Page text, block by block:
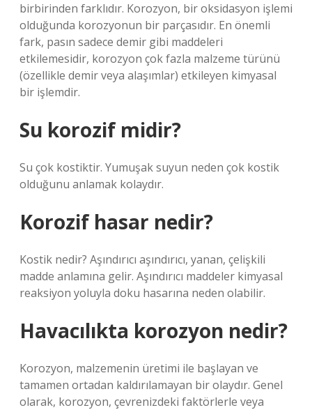
birbirinden farklıdır. Korozyon, bir oksidasyon işlemi
olduğunda korozyonun bir parçasıdır. En önemli
fark, pasın sadece demir gibi maddeleri
etkilemesidir, korozyon çok fazla malzeme türünü
(özellikle demir veya alaşımlar) etkileyen kimyasal
bir işlemdir.
Su korozif midir?
Su çok kostiktir. Yumuşak suyun neden çok kostik
olduğunu anlamak kolaydır.
Korozif hasar nedir?
Kostik nedir? Aşındırıcı aşındırıcı, yanan, çelişkili
madde anlamına gelir. Aşındırıcı maddeler kimyasal
reaksiyon yoluyla doku hasarına neden olabilir.
Havacılıkta korozyon nedir?
Korozyon, malzemenin üretimi ile başlayan ve
tamamen ortadan kaldırılamayan bir olaydır. Genel
olarak, korozyon, çevrenizdeki faktörlerle veya